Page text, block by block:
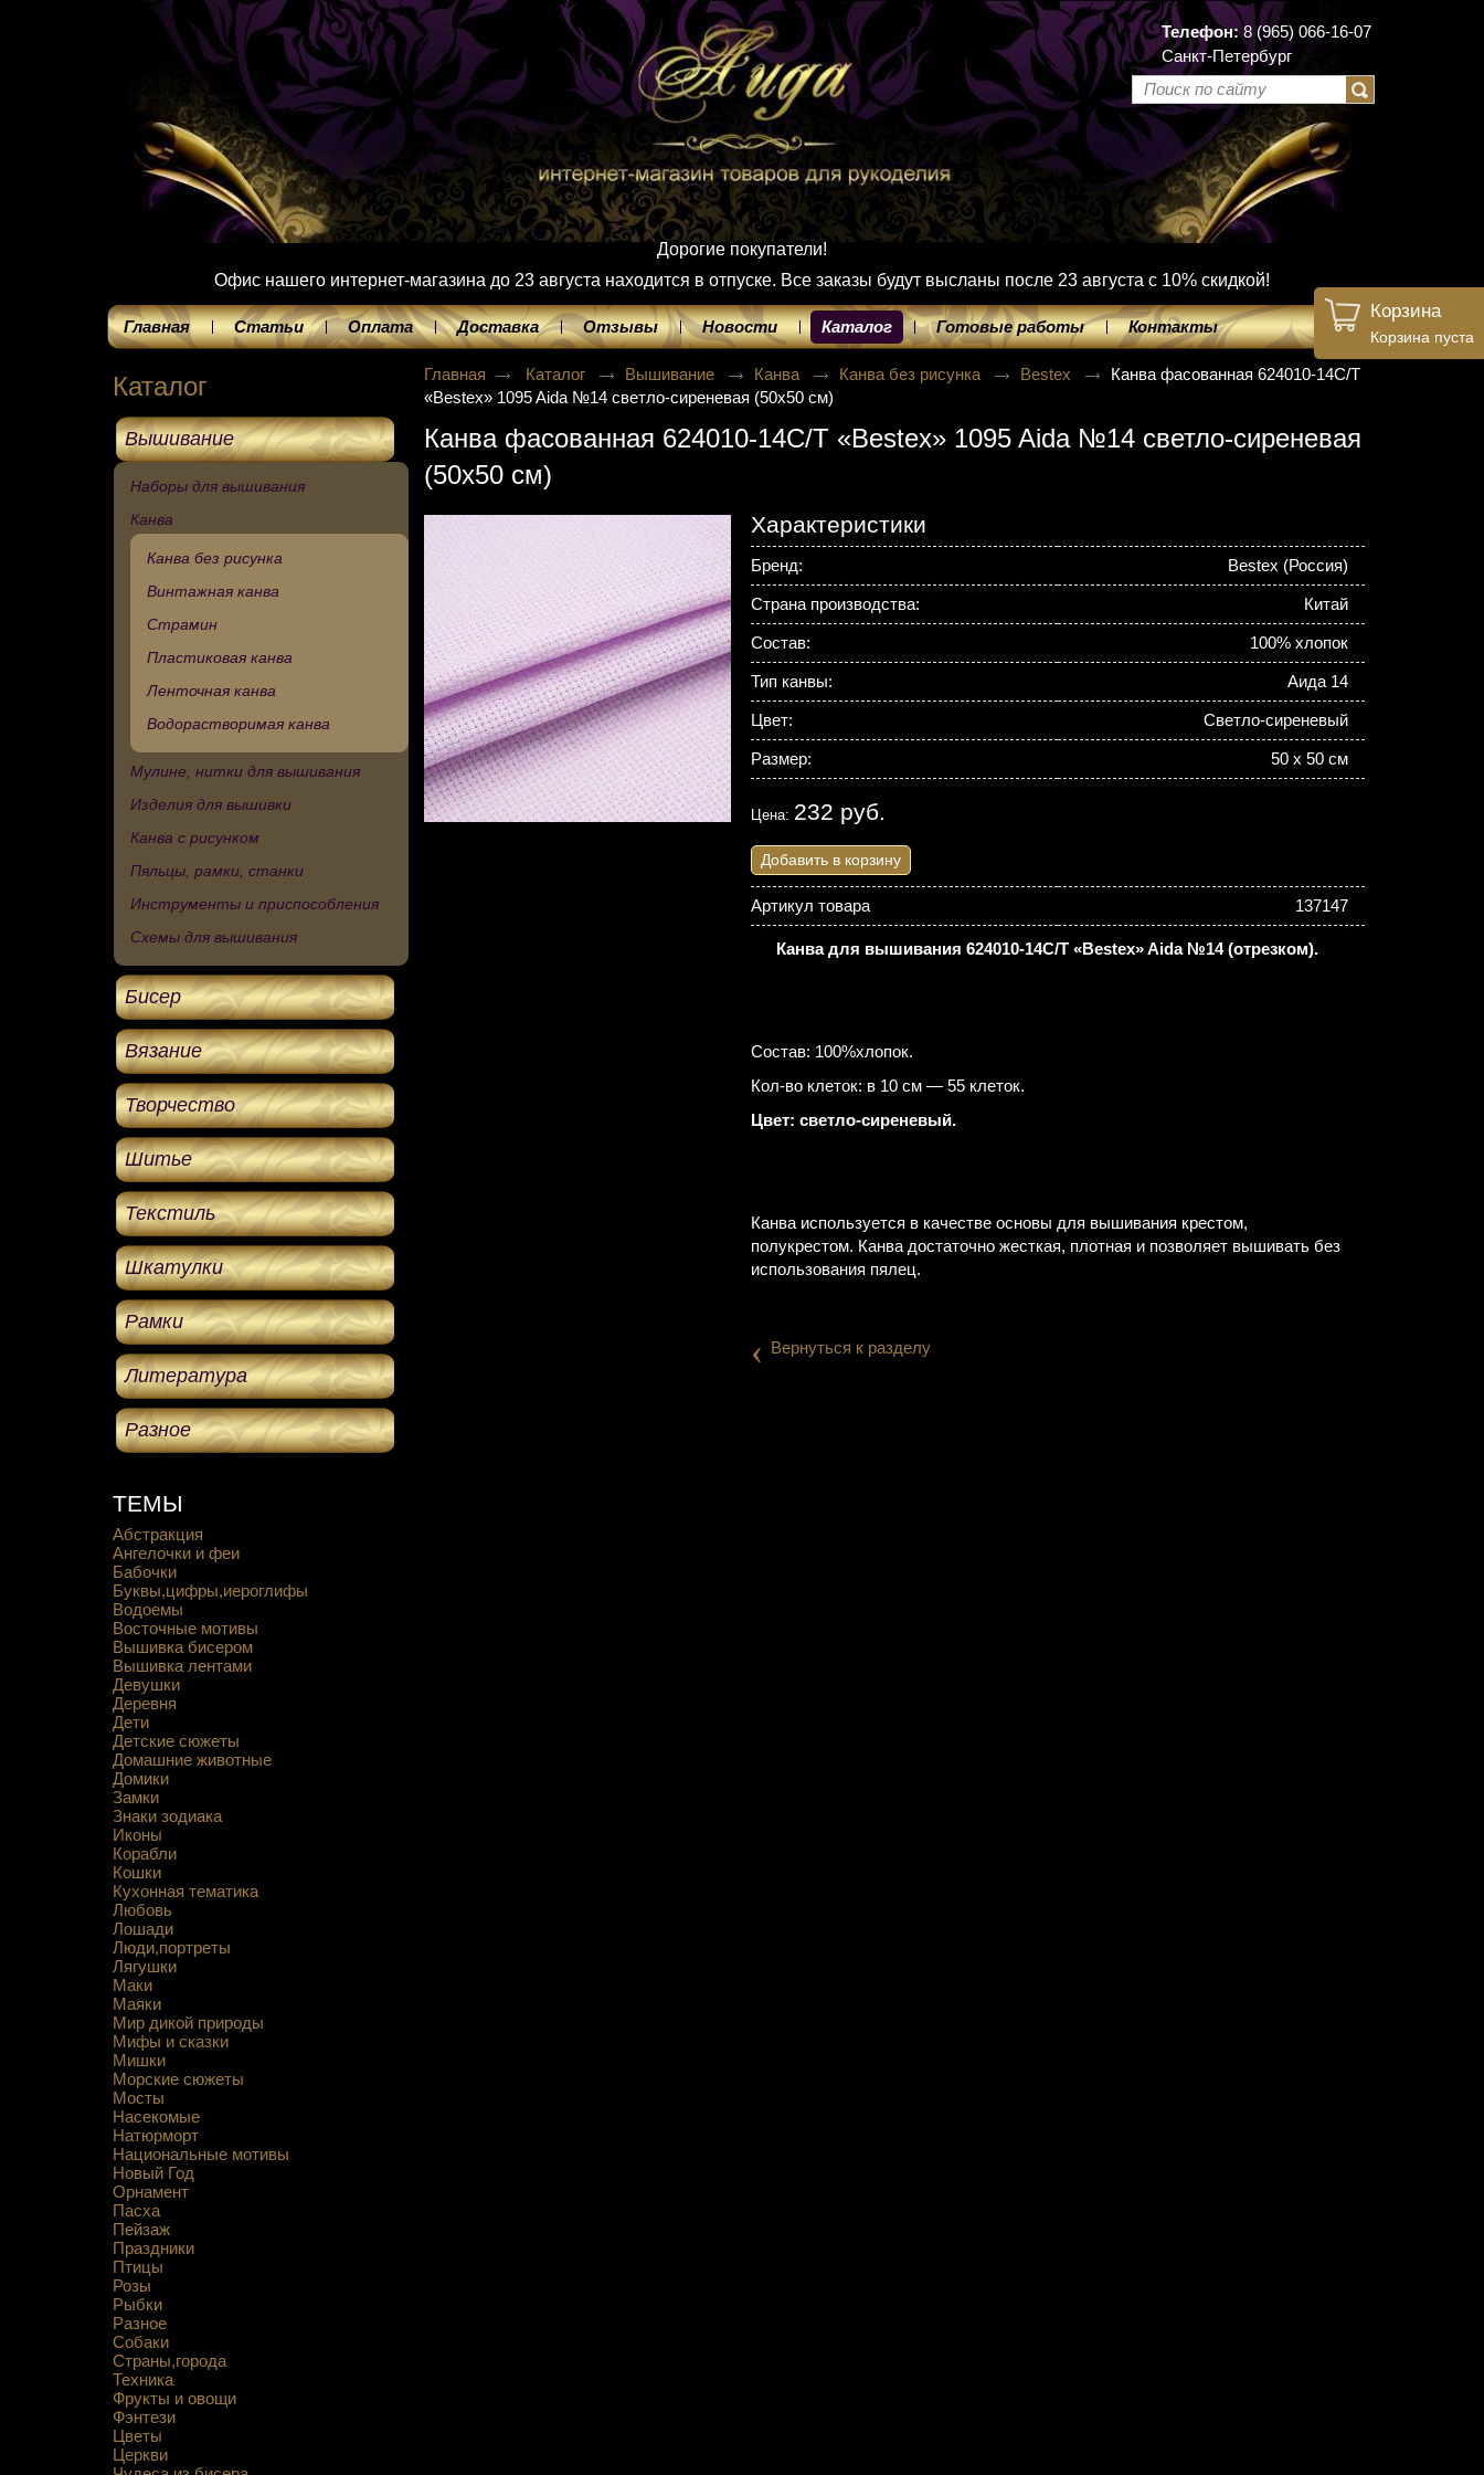
Телефон:8 (965) 066-16-07
Санкт-Петербург
Дорогие покупатели!
Офис нашего интернет-магазина до 23 августа находится в отпуске. Все заказы будут высланы после 23 августа с 10% скидкой!
Главная Статьи Оплата Доставка Отзывы Новости Каталог Готовые работы Контакты
Каталог
Вышивание
Наборы для вышивания
Канва
Канва без рисунка
Винтажная канва
Страмин
Пластиковая канва
Ленточная канва
Водорастворимая канва
Мулине, нитки для вышивания
Изделия для вышивки
Канва с рисунком
Пяльцы, рамки, станки
Инструменты и приспособления
Схемы для вышивания
Бисер
Вязание
Творчество
Шитье
Текстиль
Шкатулки
Рамки
Литература
Разное
Корзина
Корзина пуста
ТЕМЫ
Абстракция
Ангелочки и феи
Бабочки
Буквы,цифры,иероглифы
Водоемы
Восточные мотивы
Вышивка бисером
Вышивка лентами
Девушки
Деревня
Дети
Детские сюжеты
Домашние животные
Домики
Замки
Знаки зодиака
Иконы
Корабли
Кошки
Кухонная тематика
Любовь
Лошади
Люди,портреты
Лягушки
Маки
Маяки
Мир дикой природы
Мифы и сказки
Мишки
Морские сюжеты
Мосты
Насекомые
Натюрморт
Национальные мотивы
Новый Год
Орнамент
Пасха
Пейзаж
Праздники
Птицы
Розы
Рыбки
Разное
Собаки
Страны,города
Техника
Фрукты и овощи
Фэнтези
Цветы
Церкви
Главная Каталог Вышивание Канва Канва без рисунка Bestex
Канва фасованная 624010-14C/T
«Bestex» 1095 Aida №14 светло-сиреневая (50х50 см)
Канва фасованная 624010-14C/T «Bestex» 1095 Aida №14 светло-сиреневая
(50х50 см)
Характеристики
Бренд: Bestex (Россия)
Страна производства: Китай
Состав: 100% хлопок
Тип канвы: Аида 14
Цвет: Светло-сиреневый
Размер: 50 х 50 см
Цена: 232 руб.
Добавить в корзину
Артикул товара 137147
Канва для вышивания 624010-14C/T «Bestex» Aida №14 (отрезком).
Состав: 100%хлопок.
Кол-во клеток: в 10 см — 55 клеток.
Цвет: светло-сиреневый.
Канва используется в качестве основы для вышивания крестом,
полукрестом. Канва достаточно жесткая, плотная и позволяет вышивать без
использования пялец.
‹ Вернуться к разделу